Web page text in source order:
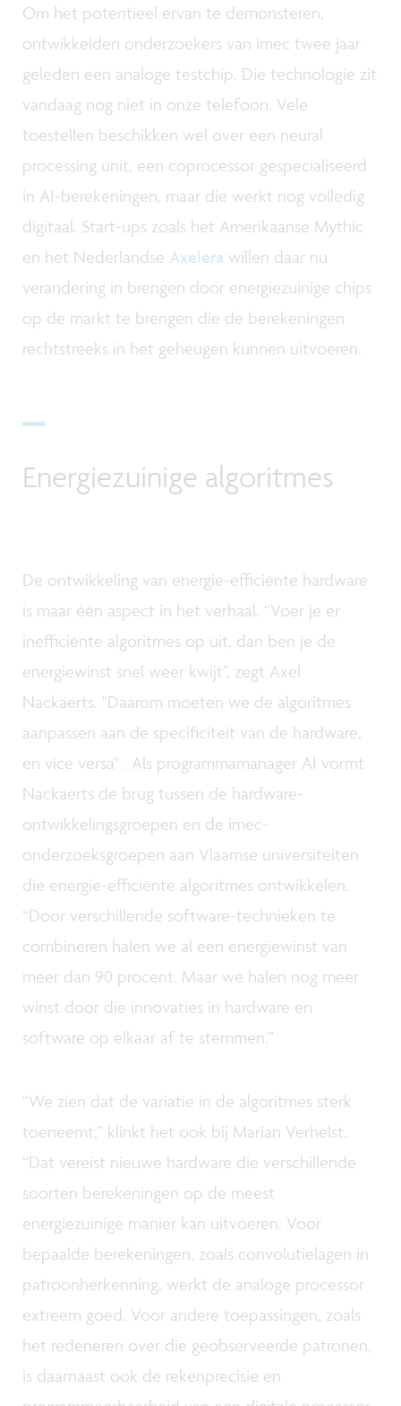
Om het potentieel ervan te demonsteren,
ontwikkelden onderzoekers van imec twee jaar
geleden een analoge testchip. Die technologie zit
vandaag nog niet in onze telefoon. Vele
toestellen beschikken wel over een neural
processing unit, een coprocessor gespecialiseerd
in AI-berekeningen, maar die werkt nog volledig
digitaal. Start-ups zoals het Amerikaanse Mythic
en het Nederlandse Axelera willen daar nu
verandering in brengen door energiezuinige chips
op de markt te brengen die de berekeningen
rechtstreeks in het geheugen kunnen uitvoeren.
Energiezuinige algoritmes
De ontwikkeling van energie-efficiënte hardware
is maar één aspect in het verhaal. “Voer je er
inefficiënte algoritmes op uit, dan ben je de
energiewinst snel weer kwijt”, zegt Axel
Nackaerts. "Daarom moeten we de algoritmes
aanpassen aan de specificiteit van de hardware,
en vice versa" . Als programmamanager AI vormt
Nackaerts de brug tussen de hardware-
ontwikkelingsgroepen en de imec-
onderzoeksgroepen aan Vlaamse universiteiten
die energie-efficiënte algoritmes ontwikkelen.
“Door verschillende software-technieken te
combineren halen we al een energiewinst van
meer dan 90 procent. Maar we halen nog meer
winst door die innovaties in hardware en
software op elkaar af te stemmen.”
“We zien dat de variatie in de algoritmes sterk
toeneemt,” klinkt het ook bij Marian Verhelst.
“Dat vereist nieuwe hardware die verschillende
soorten berekeningen op de meest
energiezuinige manier kan uitvoeren. Voor
bepaalde berekeningen, zoals convolutielagen in
patroonherkenning, werkt de analoge processor
extreem goed. Voor andere toepassingen, zoals
het redeneren over die geobserveerde patronen,
is daarnaast ook de rekenprecisie en